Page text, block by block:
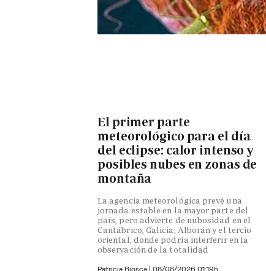
El primer parte
meteorológico para el día
del eclipse: calor intenso y
posibles nubes en zonas de
montaña
La agencia meteorológica prevé una
jornada estable en la mayor parte del
país, pero advierte de nubosidad en el
Cantábrico, Galicia, Alborán y el tercio
oriental, donde podría interferir en la
observación de la totalidad
Patricia Biosca | 08/08/2026 01:19h.